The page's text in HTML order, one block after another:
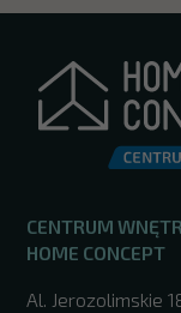
CENTRUM
HOME CONCEPT
Al. Jerozolimskie